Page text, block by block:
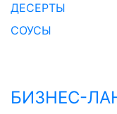
ДЕСЕРТЫ
СОУСЫ
БИЗНЕС-